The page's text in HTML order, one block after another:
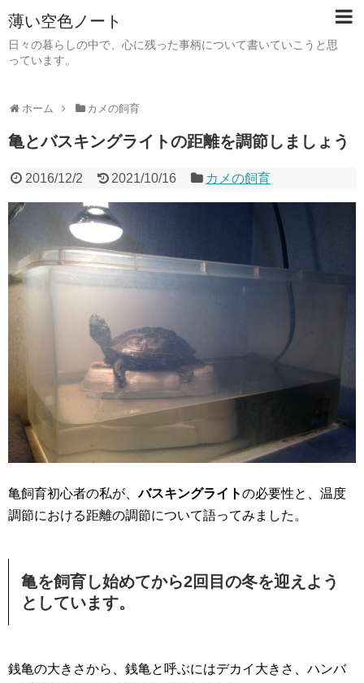
薄い空色ノート
日々の暮らしの中で、心に残った事柄について書いていこうと思
っています。
ホーム カメの飼育
亀とバスキングライトの距離を調節しましょう
2016/12/2 2021/10/16 カメの飼育
亀飼育初心者の私が、バスキングライトの必要性と、温度
調節における距離の調節について語ってみました。
亀を飼育し始めてから2回目の冬を迎えよう
としています。
銭亀の大きさから、銭亀と呼ぶにはデカイ大きさ、ハンバ